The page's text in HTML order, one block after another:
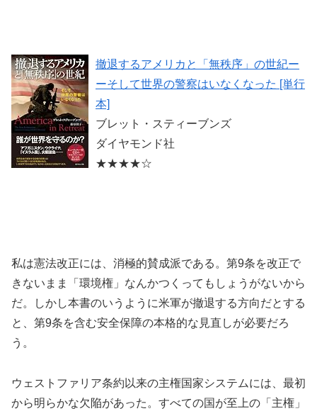
撤退するアメリカと「無秩序」の世紀ー
ーそして世界の警察はいなくなった [単行
本]
ブレット・スティーブンズ
ダイヤモンド社
★★★★☆
私は憲法改正には、消極的賛成派である。第9条を改正で
きないまま「環境権」なんかつくってもしょうがないから
だ。しかし本書のいうように米軍が撤退する方向だとする
と、第9条を含む安全保障の本格的な見直しが必要だろ
う。
ウェストファリア条約以来の主権国家システムには、最初
から明らかな欠陥があった。すべての国が至上の「主権」